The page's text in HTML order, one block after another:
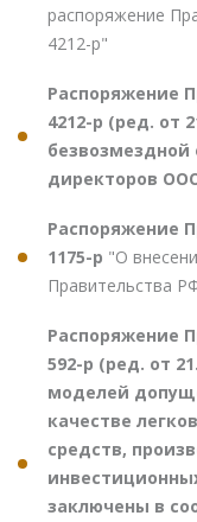
распоряжение
4212-р"
Распоряжение
4212-р (ред. от
безвозмездной
директоров
Распоряжение
1175-р "О
Правительства
Распоряжение
592-р (ред. от
моделей
качестве
средств,
заключены в